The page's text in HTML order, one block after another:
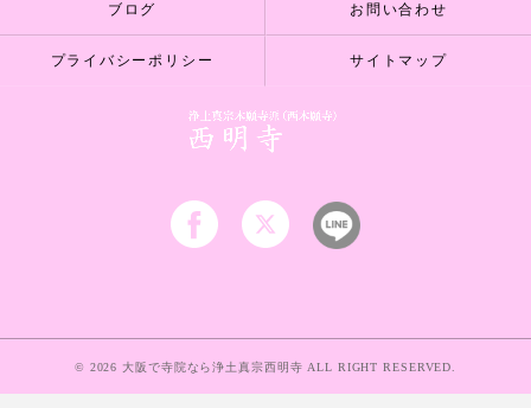
ブログ お問い合わせ
プライバシーポリシー サイトマップ
© 2026 大阪で寺院なら浄土真宗西明寺 ALL RIGHT RESERVED.